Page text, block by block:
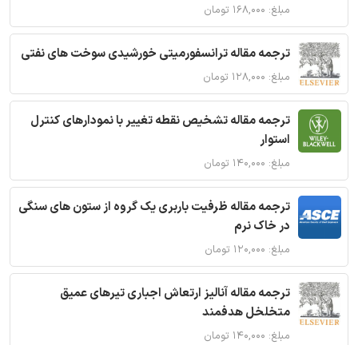
مبلغ: ۱۶۸,۰۰۰ تومان
ترجمه مقاله ترانسفورمیتی خورشیدی سوخت های نفتی
مبلغ: ۱۲۸,۰۰۰ تومان
ترجمه مقاله تشخیص نقطه تغییر با نمودارهای کنترل
استوار
مبلغ: ۱۴۰,۰۰۰ تومان
ترجمه مقاله ظرفیت باربری یک گروه از ستون های سنگی
در خاک نرم
مبلغ: ۱۲۰,۰۰۰ تومان
ترجمه مقاله آنالیز ارتعاش اجباری تیرهای عمیق
متخلخل هدفمند
مبلغ: ۱۴۰,۰۰۰ تومان